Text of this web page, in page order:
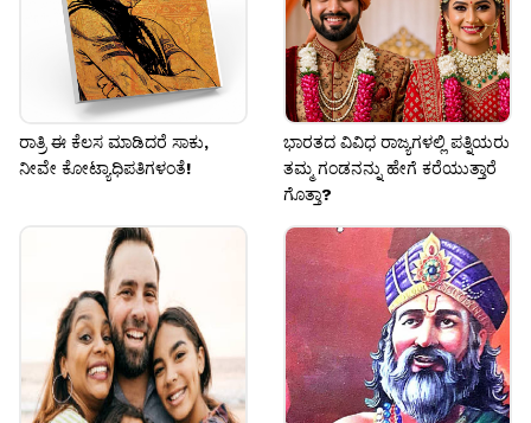
ರಾತ್ರಿ ಈ ಕೆಲಸ ಮಾಡಿದರೆ ಸಾಕು,
ನೀವೇ ಕೋಟ್ಯಾಧಿಪತಿಗಳಂತೆ!
ಭಾರತದ ವಿವಿಧ ರಾಜ್ಯಗಳಲ್ಲಿ ಪತ್ನಿಯರು
ತಮ್ಮ ಗಂಡನನ್ನು ಹೇಗೆ ಕರೆಯುತ್ತಾರೆ
ಗೊತ್ತಾ?